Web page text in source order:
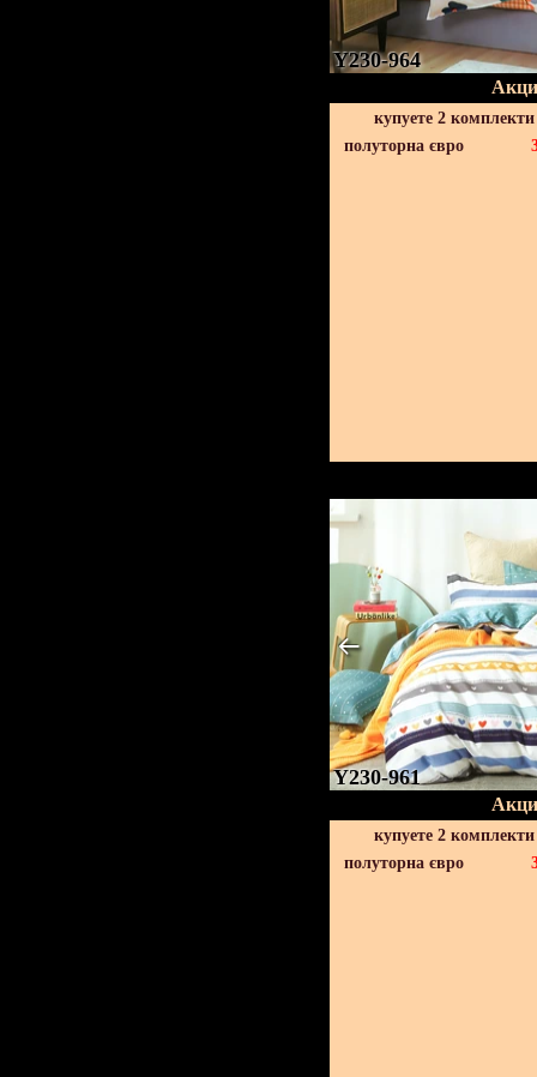
Y230-964
купуете 2
полуторна євро
Y230-961
купуете 2
полуторна євро